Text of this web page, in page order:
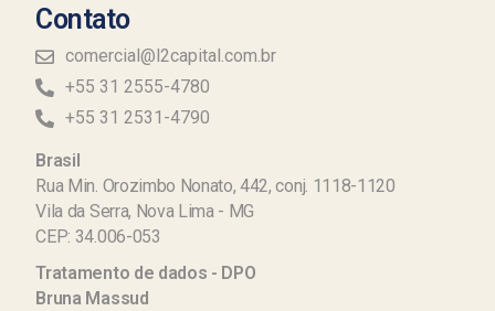
Contato
comercial@l2capital.com.br
+55 31 2555-4780
+55 31 2531-4790
Brasil
Rua Min. Orozimbo Nonato, 442, conj. 1118-1120
Vila da Serra, Nova Lima - MG
CEP: 34.006-053
Tratamento de dados - DPO
Bruna Massud